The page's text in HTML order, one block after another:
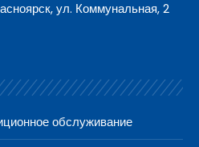
ул. Коммунальная, 2
обслуживание